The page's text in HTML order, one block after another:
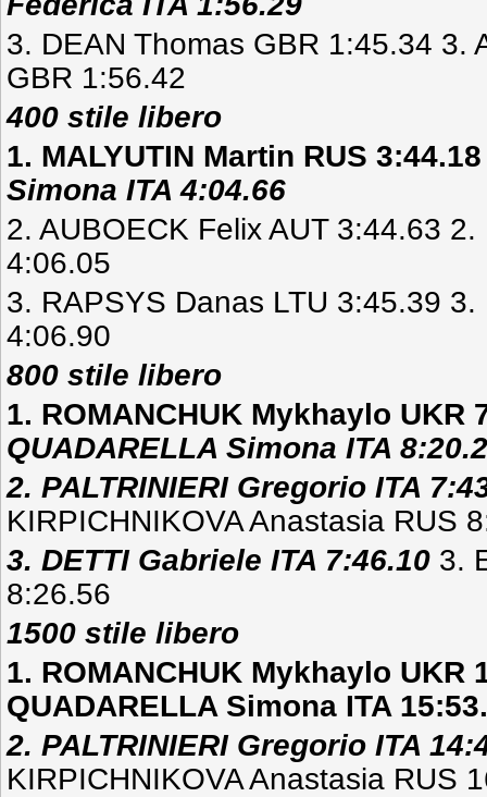
3. DEAN Thomas GBR 1:45.34 3.
GBR 1:56.42
400 stile libero
1. MALYUTIN Martin RUS
Simona ITA 4:04.66
2. AUBOECK Felix AUT 3:44.63
4:06.05
3. RAPSYS Danas LTU 3:45.39
4:06.90
800 stile libero
1. ROMANCHUK Mykhaylo UKR
QUADARELLA Simona ITA
2. PALTRINIERI Gregorio ITA
KIRPICHNIKOVA Anastasia RUS
3. DETTI Gabriele ITA 7:46.10 3.
8:26.56
1500 stile libero
1. ROMANCHUK Mykhaylo UKR
QUADARELLA Simona ITA
2. PALTRINIERI Gregorio ITA
KIRPICHNIKOVA Anastasia RUS